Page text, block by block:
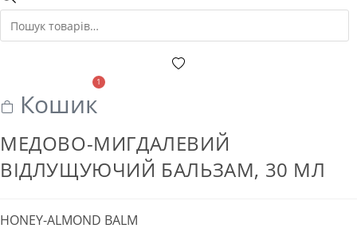
1
Кошик
МЕДОВО-МИГДАЛЕВИЙ
ВІДЛУЩУЮЧИЙ БАЛЬЗАМ, 30 МЛ
HONEY-ALMOND BALM